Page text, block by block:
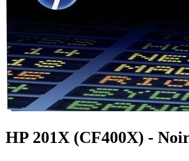
HP 201X (CF400X) -